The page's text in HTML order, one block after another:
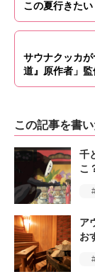
この夏行きた
サウナクッカ
道』原作者」
この記事を書
千
こ
ア
お